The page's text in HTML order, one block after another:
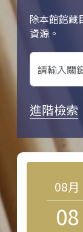
除本館館藏
資源。
關鍵字搜尋
進階檢索
08月
08